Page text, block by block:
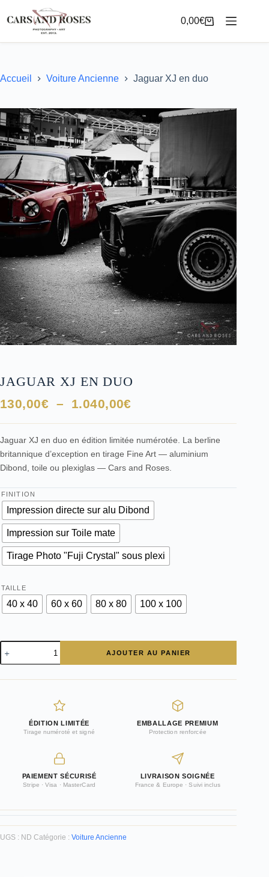
au
contenu
Panier
0,00€
Accueil Voiture Ancienne Jaguar XJ en duo
JAGUAR XJ EN DUO
130,00€ – 1.040,00€Plage
130,00€
à
1.040,00€
Jaguar XJ en duo en édition limitée numérotée. La berline
britannique d’exception en tirage Fine Art — aluminium
Dibond, toile ou plexiglas — Cars and Roses.
FINITION
Impression directe sur alu Dibond
Impression sur Toile mate
Tirage Photo "Fuji Crystal" sous plexi
TAILLE
40 x 40 60 x 60 80 x 80 100 x 100
quantité
de
Jaguar
AJOUTER AU PANIER
ÉDITION LIMITÉE
Tirage numéroté et signé
EMBALLAGE PREMIUM
Protection renforcée
PAIEMENT SÉCURISÉ
Stripe · Visa · MasterCard
LIVRAISON SOIGNÉE
France & Europe · Suivi inclus
UGS : ND Catégorie : Voiture Ancienne